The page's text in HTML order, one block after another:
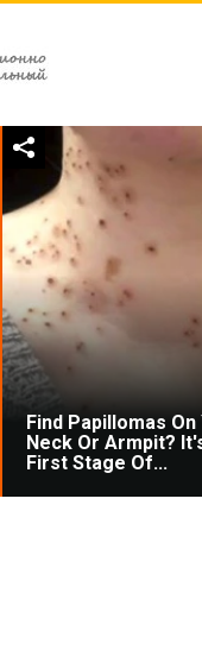
Find Papillomas On
Neck Or Armpit?
First Stage Of...